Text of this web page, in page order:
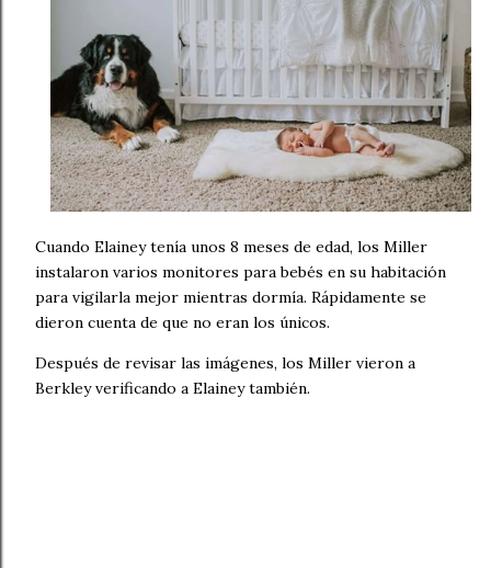
Cuando Elainey tenía unos 8 meses de edad, los Miller
instalaron varios monitores para bebés en su habitación
para vigilarla mejor mientras dormía. Rápidamente se
dieron cuenta de que no eran los únicos.
Después de revisar las imágenes, los Miller vieron a
Berkley verificando a Elainey también.